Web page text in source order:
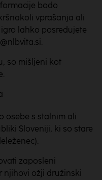
bodo
vprašanja ali
lahko posredujete
so mišljeni kot
osebe s stalnim ali
Sloveniji, ki so stare
zaposleni
njihovi ožji družinski